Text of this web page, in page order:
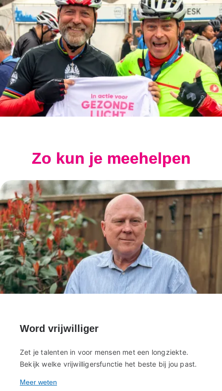
Zo kun je meehelpen
Word vrijwilliger
Zet je talenten in voor mensen met een longziekte.
Bekijk welke vrijwilligersfunctie het beste bij jou past.
Meer weten